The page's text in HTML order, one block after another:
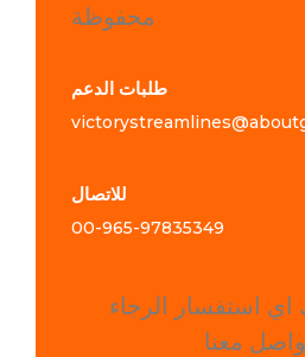
محفوظة
طلبات الدعم
للاتصال
00-965-97835349
اي استفسار الرجاء
معنا